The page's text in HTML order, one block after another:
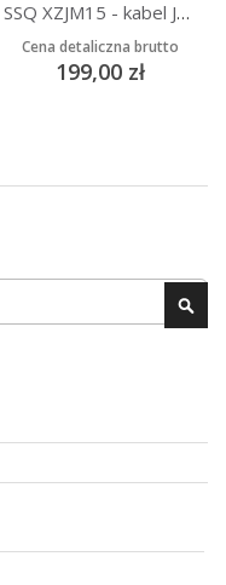
SSQ XZJM15 - kabel Jack MONO - XLR Żeński 15 metrowy
Cena detaliczna brutto
199,00 zł